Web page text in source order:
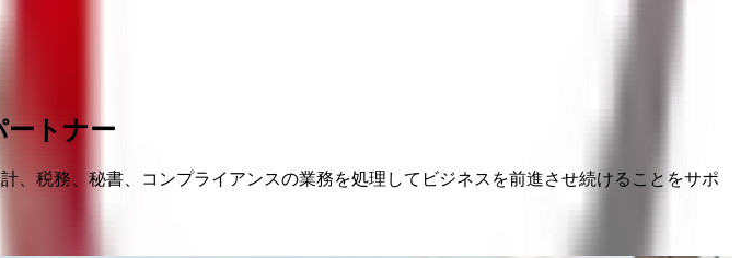
トナー
税務、秘書、コンプライアンスの業務を処理してビジネスを前進させ続けることをサポ